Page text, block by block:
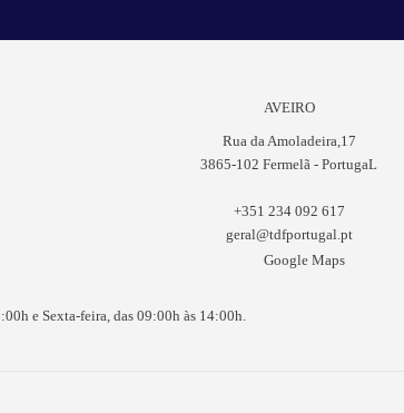
AVEIRO
Rua da Amoladeira,17
3865-102 Fermelã - PortugaL
+351 234 092 617
geral@tdfportugal.pt
Google Maps
e Sexta-feira, das 09:00h às 14:00h.